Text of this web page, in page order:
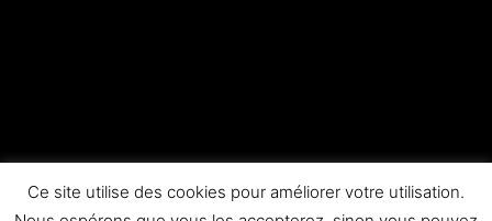
Ce site utilise des cookies pour améliorer votre utilisation.